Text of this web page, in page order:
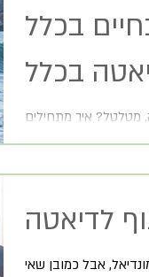
בכלל
איך מתחילים
הלאה? ובכן,
לדיאטה
אבל כמובן שאי